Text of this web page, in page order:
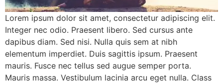
Lorem ipsum dolor sit amet, consectetur adipiscing elit.
Integer nec odio. Praesent libero. Sed cursus ante
dapibus diam. Sed nisi. Nulla quis sem at nibh
elementum imperdiet. Duis sagittis ipsum. Praesent
mauris. Fusce nec tellus sed augue semper porta.
Mauris massa. Vestibulum lacinia arcu eget nulla. Class